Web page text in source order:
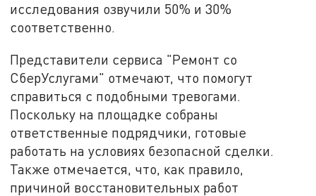
исследования озвучили 50% и 30%
соответственно.
Представители сервиса "Ремонт со
СберУслугами" отмечают, что помогут
справиться с подобными тревогами.
Поскольку на площадке собраны
ответственные подрядчики, готовые
работать на условиях безопасной сделки.
Также отмечается, что, как правило,
причиной восстановительных работ